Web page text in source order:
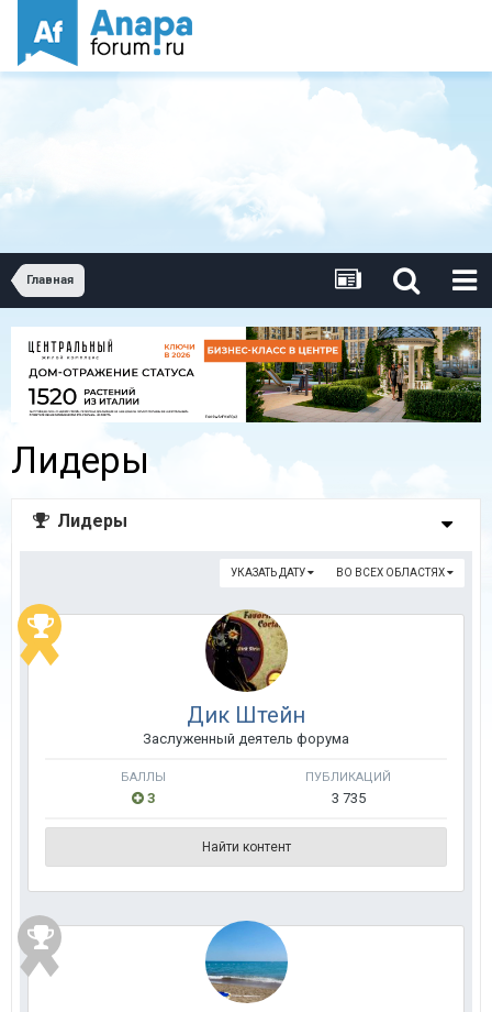
Главная
Лидеры
Лидеры
ВО ВСЕХ ОБЛАСТЯХ
УКАЗАТЬ ДАТУ
Дик Штейн
Заслуженный деятель форума
БАЛЛЫ
3
ПУБЛИКАЦИЙ
3 735
Найти контент